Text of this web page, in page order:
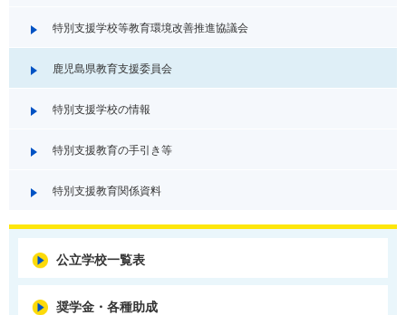
特別支援学校等教育環境改善推進協議会
鹿児島県教育支援委員会
特別支援学校の情報
特別支援教育の手引き等
特別支援教育関係資料
公立学校一覧表
奨学金・各種助成